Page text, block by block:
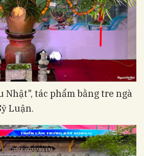
Nhật", tác phẩm bằng tre ngà
Luận.